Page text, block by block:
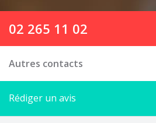
02 265 11 02
Autres contacts
Rédiger un avis